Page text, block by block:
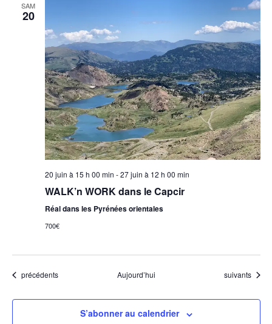
SAM
20
20 juin à 15 h 00 min -27 juin à 12 h 00 min
WALK’n WORK dans le Capcir
Réal dans les Pyrénées orientales
700€
Évènements
précédents Aujourd’hui Évènements
suivants
S’abonner au calendrier